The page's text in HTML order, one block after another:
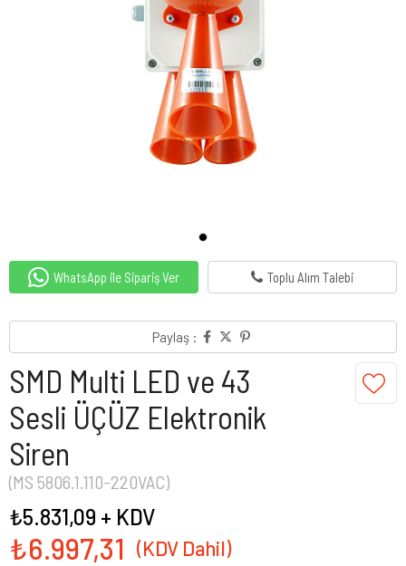
WhatsApp ile Sipariş Ver Toplu Alım Talebi
Paylaş :
SMD Multi LED ve 43
Sesli ÜÇÜZ Elektronik
Siren
(MS 5806.1.110-220VAC)
₺6.997,31
₺5.831,09 + KDV